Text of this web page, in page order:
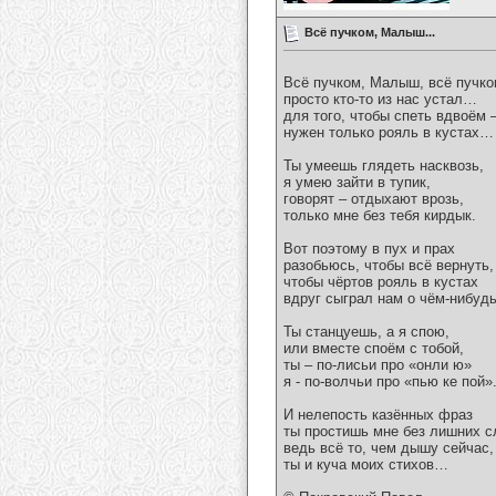
Всё пучком, Малыш...
Всё пучком, Малыш, всё
просто кто-то из нас устал…
для того, чтобы спеть вдвоём
нужен только рояль в кустах…
Ты умеешь глядеть насквозь,
я умею зайти в тупик,
говорят – отдыхают врозь,
только мне без тебя кирдык.
Вот поэтому в пух и прах
разобьюсь, чтобы всё вернуть,
чтобы чёртов рояль в кустах
вдруг сыграл нам о чём-
Ты станцуешь, а я спою,
или вместе споём с тобой,
ты – по-лисьи про «онли ю»
я - по-волчьи про «пью ке пой».
И нелепость казённых фраз
ты простишь мне без лишних
ведь всё то, чем дышу
ты и куча моих стихов…